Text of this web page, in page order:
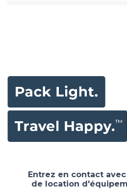
Entrez en contact
de location